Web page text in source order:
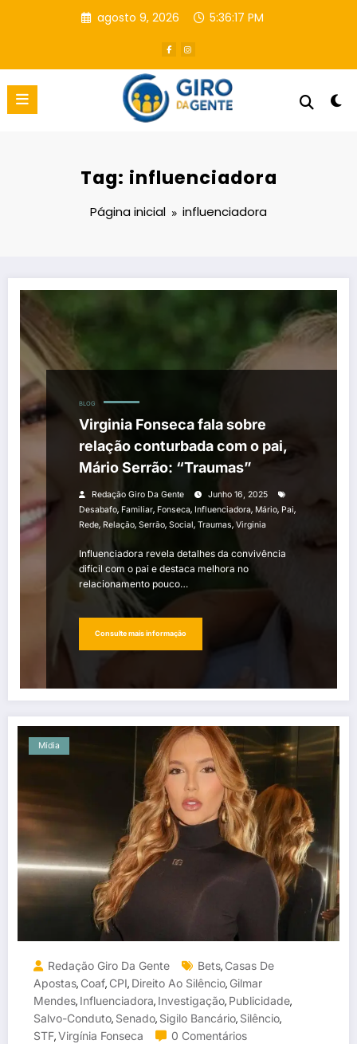
agosto 9, 2026 5:36:18 PM
Tag: influenciadora
Página inicial influenciadora
BLOG
Virginia Fonseca fala sobre
relação conturbada com o pai,
Mário Serrão: “Traumas”
Redação Giro Da Gente
Junho 16, 2025
Desabafo, Familiar, Fonseca, Influenciadora, Mário, Pai,
Rede, Relação, Serrão, Social, Traumas, Virginia
Influenciadora revela detalhes da convivência
difícil com o pai e destaca melhora no
relacionamento pouco…
Consulte mais informação
Mídia
Redação Giro Da Gente Bets, Casas De
Apostas, Coaf, CPI, Direito Ao Silêncio, Gilmar
Mendes, Influenciadora, Investigação, Publicidade,
Salvo-Conduto, Senado, Sigilo Bancário, Silêncio,
STF,Virgínia Fonseca 0 Comentários